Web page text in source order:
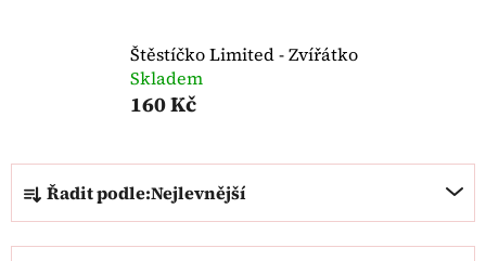
Štěstíčko Limited - Zvířátko
Skladem
160 Kč
Ř
a
z
Řadit podle:Nejlevnější